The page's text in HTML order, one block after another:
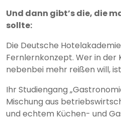
Und dann gibt’s die, die
sollte:
Die Deutsche
Fernlernkonzept. Wer in der
nebenbei mehr reißen will,
Ihr Studiengang
Mischung aus
und echtem Küchen- und